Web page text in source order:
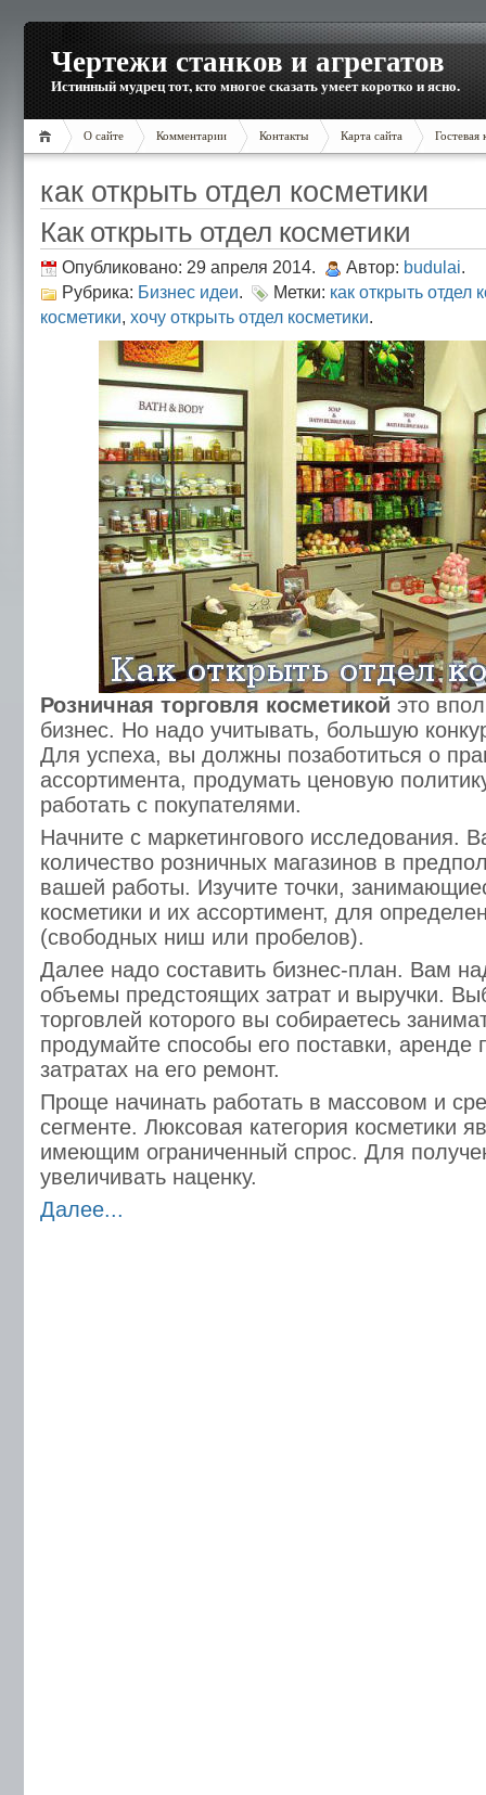
Чертежи станков и агрегатов
Истинный мудрец тот, кто многое сказать умеет коротко и ясно.
О сайте Комментарии Контакты Карта сайта Гостевая
как открыть отдел косметики
Как открыть отдел косметики
Опубликовано: 29 апреля 2014. Автор: budulai.
Рубрика: Бизнес идеи. Метки: как открыть отдел
косметики, хочу открыть отдел косметики.
Розничная торговля косметикой это
бизнес. Но надо учитывать, большую
Для успеха, вы должны позаботиться о
ассортимента, продумать ценовую
работать с покупателями.
Начните с маркетингового исследования.
количество розничных магазинов в
вашей работы. Изучите точки,
косметики и их ассортимент, для
(свободных ниш или пробелов).
Далее надо составить бизнес-план. Вам
объемы предстоящих затрат и выручки.
торговлей которого вы собираетесь
продумайте способы его поставки,
затратах на его ремонт.
Проще начинать работать в массовом и
сегменте. Люксовая категория косметики
имеющим ограниченный спрос. Для
увеличивать наценку.
Далее...